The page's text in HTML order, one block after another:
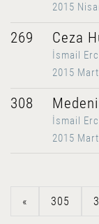
2015
269 Ceza
İsmail
2015
308
İsmail
2015
« 305